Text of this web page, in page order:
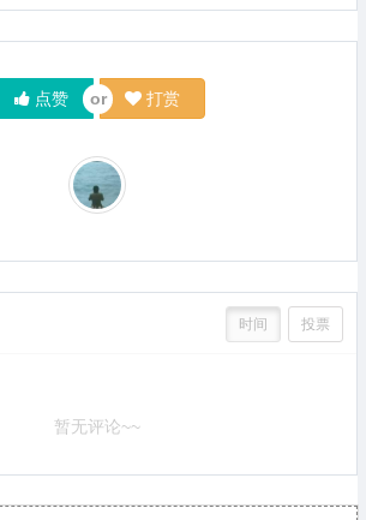
点赞 打赏
时间 投票
暂无评论~~